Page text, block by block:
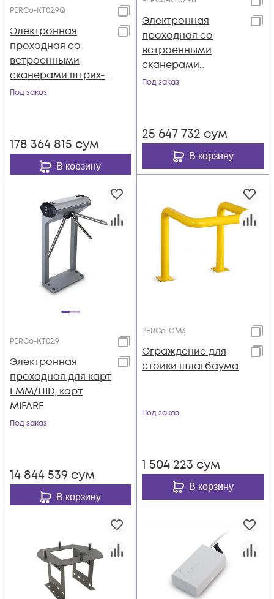
PERCo-KT02.9Q
Электронная
проходная со
встроенными
сканерами штрих-
кода
Под заказ
178 364 815 сум
В корзину
Электронная
проходная со
встроенными
сканерами
отпечатков пальцев
Под заказ
25 647 732 сум
В корзину
PERCo-KT02.9
Электронная
проходная для карт
EMM/HID, карт
MIFARE
Под заказ
14 844 539 сум
В корзину
PERCo-GM3
Ограждение для
стойки шлагбаума
Под заказ
1 504 223 сум
В корзину